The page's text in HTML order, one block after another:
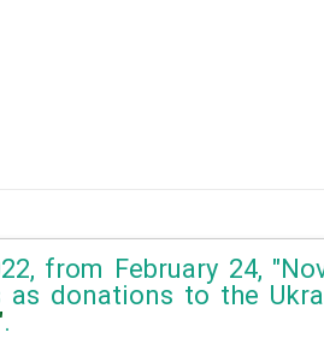
from February 24,
as donations to the
.